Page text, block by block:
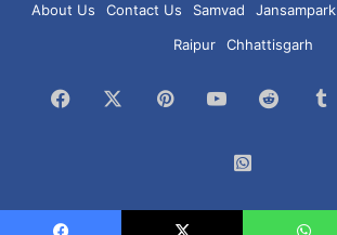
About Us
Contact Us Samvad Jansampark
Raipur
Chhattisgarh
Facebook PinterestYouTubeReddit
Group